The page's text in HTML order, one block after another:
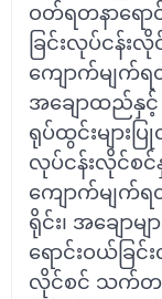
ဝတ်ရတနာရော
ခြင်းလုပ်ငန်းလို
ကျောက်မျက်ရ
အချောထည်နှ
ရုပ်ထွင်းများပြု
လုပ်ငန်းလိုင်စင်
ကျောက်မျက်
ရိုင်း၊ အချောမျာ
ရောင်းဝယ်ခြင်
လိုင်စင် သက်တ